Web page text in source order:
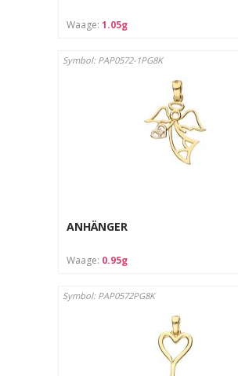
Waage: 1.05g
Symbol: PAP0572-1PG8K
ANHÄNGER
Waage: 0.95g
Symbol: PAP0572PG8K